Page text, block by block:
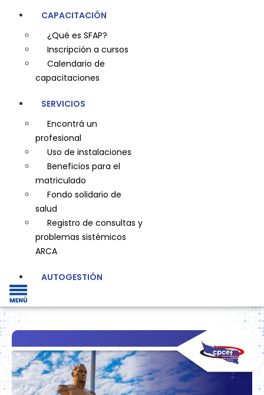
CAPACITACIÓN
¿Qué es SFAP?
Inscripción a cursos
Calendario de
capacitaciones
SERVICIOS
Encontrá un
profesional
Uso de instalaciones
Beneficios para el
matriculado
Fondo solidario de
salud
Registro de consultas y
problemas sistémicos
ARCA
AUTOGESTIÓN